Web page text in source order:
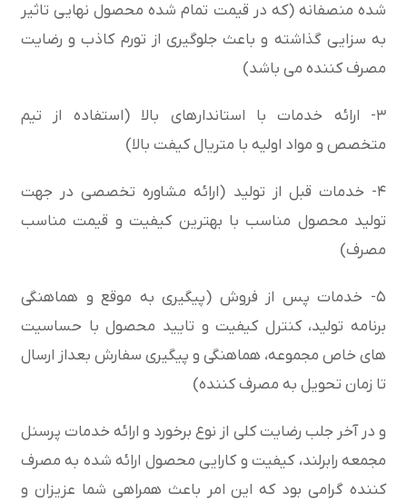
شده منصفانه (که در قیمت تمام شده محصول نهایی تاثیر
به سزایی گذاشته و باعث جلوگیری از تورم کاذب و رضایت
مصرف کننده می باشد)
۳- ارائه خدمات با استاندارهای بالا (استفاده از تیم
متخصص و مواد اولیه با متریال کیفت بالا)
۴- خدمات قبل از تولید (ارائه مشاوره تخصصی در جهت
تولید محصول مناسب با بهترین کیفیت و قیمت مناسب
مصرف)
۵- خدمات پس از فروش (پیگیری به موقع و هماهنگی
برنامه تولید، کنترل کیفیت و تایید محصول با حساسیت
های خاص مجموعه، هماهنگی و پیگیری سفارش بعداز ارسال
تا زمان تحویل به مصرف کننده)
و در آخر جلب رضایت کلی از نوع برخورد و ارائه خدمات پرسنل
مجمعه رابرلند، کیفیت و کارایی محصول ارائه شده به مصرف
کننده گرامی بود که این امر باعث همراهی شما عزیزان و